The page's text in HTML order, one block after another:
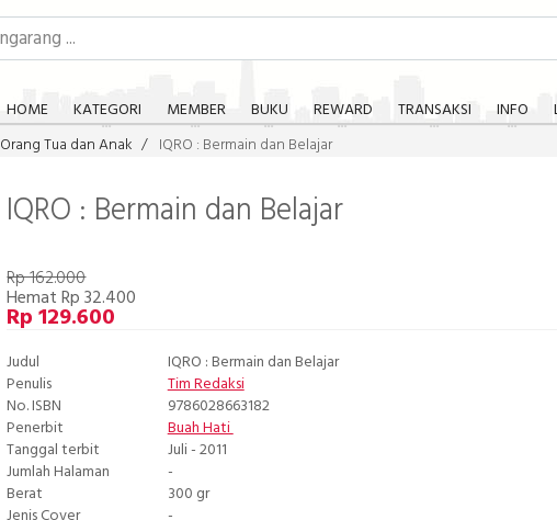
HOME KATEGORI MEMBER BUKU REWARD TRANSAKSI INFO
Orang Tua dan Anak IQRO : Bermain dan Belajar
IQRO : Bermain dan Belajar
Rp 162.000
Hemat Rp 32.400
Rp 129.600
Judul
IQRO : Bermain dan Belajar
Penulis
Tim Redaksi
No. ISBN
9786028663182
Penerbit
Buah Hati
Tanggal terbit
Juli - 2011
Jumlah Halaman
-
Berat
300 gr